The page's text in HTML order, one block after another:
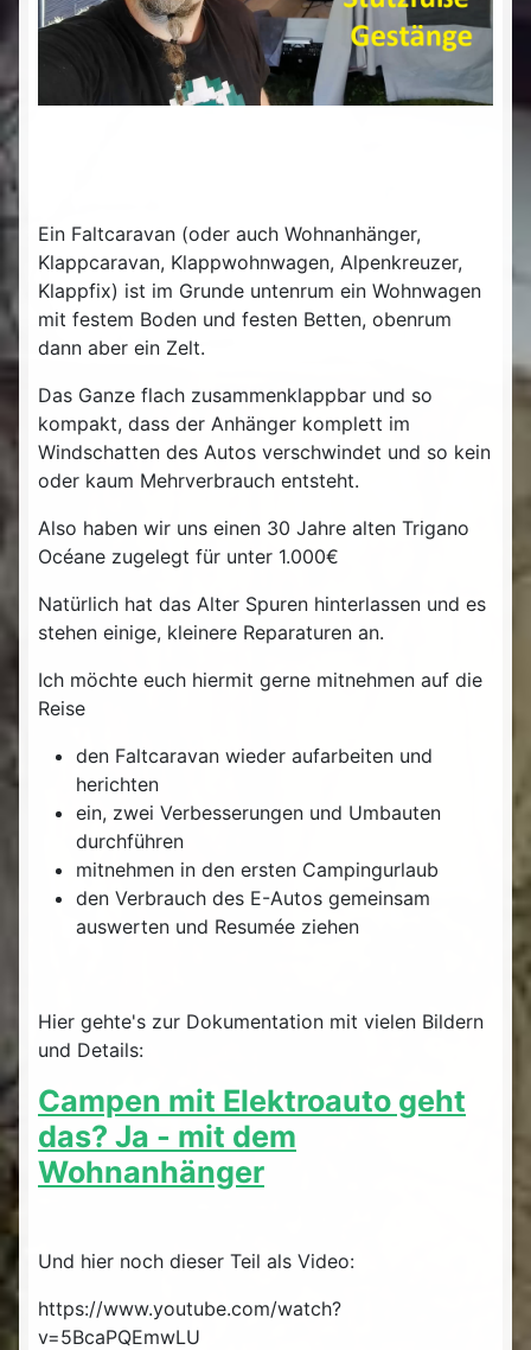
Ein Faltcaravan (oder auch Wohnanhänger,
Klappcaravan, Klappwohnwagen, Alpenkreuzer,
Klappfix) ist im Grunde untenrum ein Wohnwagen
mit festem Boden und festen Betten, obenrum
dann aber ein Zelt.
Das Ganze flach zusammenklappbar und so
kompakt, dass der Anhänger komplett im
Windschatten des Autos verschwindet und so kein
oder kaum Mehrverbrauch entsteht.
Also haben wir uns einen 30 Jahre alten Trigano
Océane zugelegt für unter 1.000€
Natürlich hat das Alter Spuren hinterlassen und es
stehen einige, kleinere Reparaturen an.
Ich möchte euch hiermit gerne mitnehmen auf die
Reise
den Faltcaravan wieder aufarbeiten und
herichten
ein, zwei Verbesserungen und Umbauten
durchführen
mitnehmen in den ersten Campingurlaub
den Verbrauch des E-Autos gemeinsam
auswerten und Resumée ziehen
Hier gehte's zur Dokumentation mit vielen Bildern
und Details:
Campen mit Elektroauto geht
das? Ja - mit dem
Wohnanhänger
Und hier noch dieser Teil als Video:
https://www.youtube.com/watch?
v=5BcaPQEmwLU